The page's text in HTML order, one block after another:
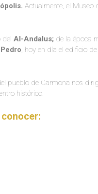
Actualmente, el Museo
del Al-Andalus; de la época
, hoy en día el edificio
pueblo de Carmona nos
histórico.